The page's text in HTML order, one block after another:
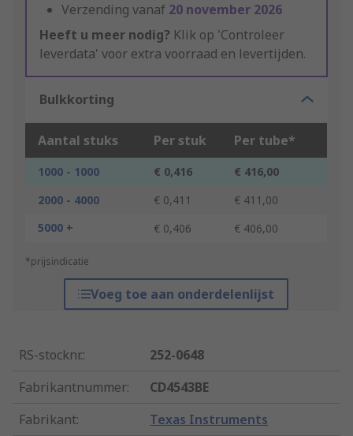
Verzending vanaf 20 november 2026
Heeft u meer nodig? Klik op 'Controleer
leverdata' voor extra voorraad en levertijden.
Bulkkorting
Aantal stuks Per stuk Per tube*
1000 - 1000 € 0,416
€ 416,00
2000 - 4000
€ 0,411
€ 411,00
5000 +
€ 0,406 € 406,00
*prijsindicatie
Voeg toe aan onderdelenlijst
RS-stocknr.:
252-0648
Fabrikantnummer:
CD4543BE
Fabrikant: Texas Instruments